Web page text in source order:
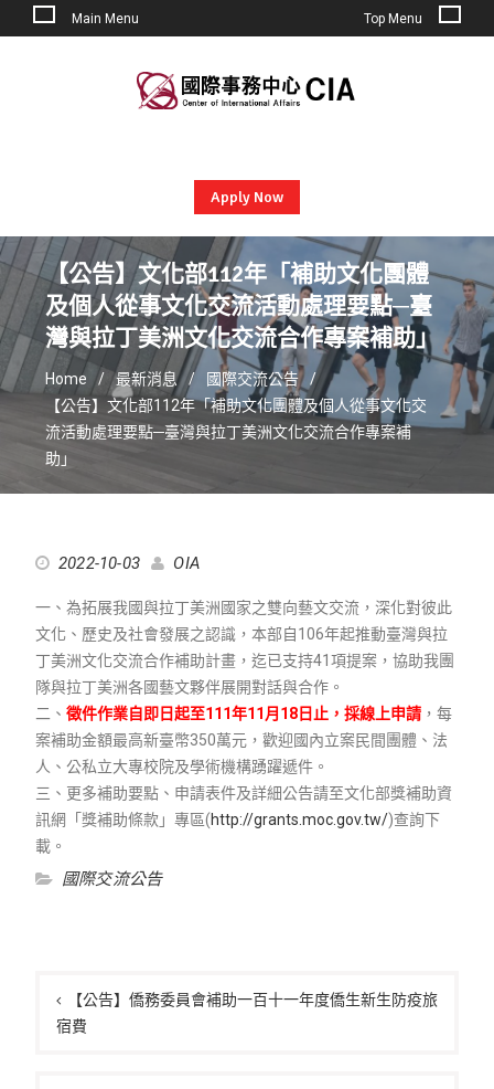
Main Menu Top Menu
Apply Now
【公告】文化部112年「補助文化團體
及個人從事文化交流活動處理要點─臺
灣與拉丁美洲文化交流合作專案補助」
Home 最新消息
國際交流公告
【公告】文化部112年「補助文化團體及個人從事文化交
流活動處理要點─臺灣與拉丁美洲文化交流合作專案補
助」
2022-10-03 OIA
一、為拓展我國與拉丁美洲國家之雙向藝文交流，深化對彼此
文化、歷史及社會發展之認識，本部自106年起推動臺灣與拉
丁美洲文化交流合作補助計畫，迄已支持41項提案，協助我團
隊與拉丁美洲各國藝文夥伴展開對話與合作。
二、 徵件作業自即日起至111年11月18日止，採線上申請，每
案補助金額最高新臺幣350萬元，歡迎國內立案民間團體、法
人、公私立大專校院及學術機構踴躍遞件。
三、更多補助要點、申請表件及詳細公告請至文化部獎補助資
訊網「獎補助條款」專區(http://grants.moc.gov.tw/)查詢下
載。
國際交流公告
章
導
【公告】僑務委員會補助一百十一年度僑生新生防疫旅
宿費